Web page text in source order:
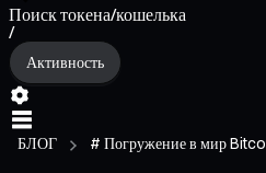
Поиск токена/кошелька
/
Активность
БЛОГ # Погружение в мир